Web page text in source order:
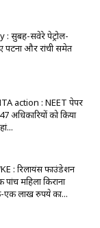
सुबह-सवेरे पेट्रोल-
पटना और रांची समेत
action : NEET पेपर
अधिकारियों को किया
: रिलायंस फाउंडेशन
महिला किराना
एक लाख रुपये का...